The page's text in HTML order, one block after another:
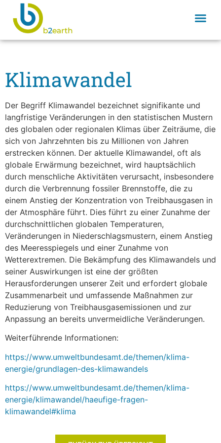
Klimawandel
Der Begriff Klimawandel bezeichnet signifikante und
langfristige Veränderungen in den statistischen Mustern
des globalen oder regionalen Klimas über Zeiträume, die
sich von Jahrzehnten bis zu Millionen von Jahren
erstrecken können. Der aktuelle Klimawandel, oft als
globale Erwärmung bezeichnet, wird hauptsächlich
durch menschliche Aktivitäten verursacht, insbesondere
durch die Verbrennung fossiler Brennstoffe, die zu
einem Anstieg der Konzentration von Treibhausgasen in
der Atmosphäre führt. Dies führt zu einer Zunahme der
durchschnittlichen globalen Temperaturen,
Veränderungen in Niederschlagsmustern, einem Anstieg
des Meeresspiegels und einer Zunahme von
Wetterextremen. Die Bekämpfung des Klimawandels und
seiner Auswirkungen ist eine der größten
Herausforderungen unserer Zeit und erfordert globale
Zusammenarbeit und umfassende Maßnahmen zur
Reduzierung von Treibhausgasemissionen und zur
Anpassung an bereits unvermeidliche Veränderungen.
Weiterführende Informationen:
https://www.umweltbundesamt.de/themen/klima-
energie/grundlagen-des-klimawandels
https://www.umweltbundesamt.de/themen/klima-
energie/klimawandel/haeufige-fragen-
klimawandel#klima